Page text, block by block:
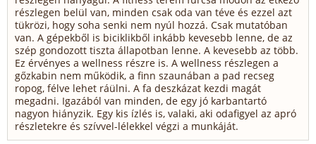
részlegen belül van, minden csak oda van téve és ezzel azt
tükrözi, hogy soha senki nem nyúl hozzá. Csak mutatóban
van. A gépekből is biciklikből inkább kevesebb lenne, de az
szép gondozott tiszta állapotban lenne. A kevesebb az több.
Ez érvényes a wellness részre is. A wellness részlegen a
gőzkabin nem működik, a finn szaunában a pad recseg
ropog, félve lehet ráülni. A fa deszkázat kezdi magát
megadni. Igazából van minden, de egy jó karbantartó
nagyon hiányzik. Egy kis ízlés is, valaki, aki odafigyel az apró
részletekre és szívvel-lélekkel végzi a munkáját.